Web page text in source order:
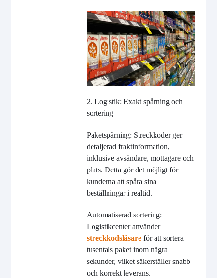
2. Logistik: Exakt spårning och
sortering
Paketspårning: Streckkoder ger
detaljerad fraktinformation,
inklusive avsändare, mottagare och
plats. Detta gör det möjligt för
kunderna att spåra sina
beställningar i realtid.
Automatiserad sortering:
Logistikcenter använder
streckkodsläsareför att sortera
tusentals paket inom några
sekunder, vilket säkerställer snabb
och korrekt leverans.